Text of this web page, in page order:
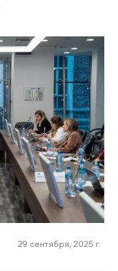
29 сентября, 2025 г.